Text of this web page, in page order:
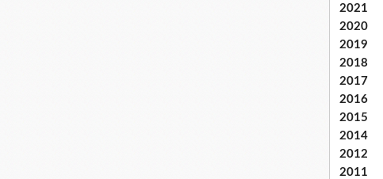
2021
2020
2019
2018
2017
2016
2015
2014
2012
2011